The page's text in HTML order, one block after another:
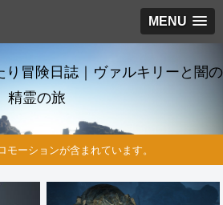
MENU
り冒険日誌｜ヴァルキリーと闇の
精霊の旅
モーションが含まれています。